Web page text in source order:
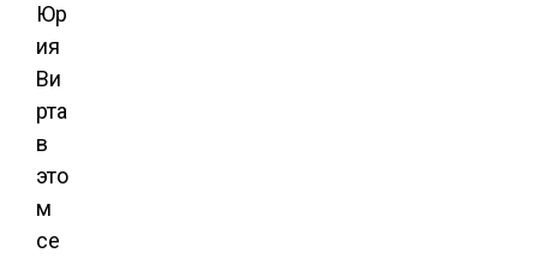
Юр
ия
Ви
рта
в
это
м
се